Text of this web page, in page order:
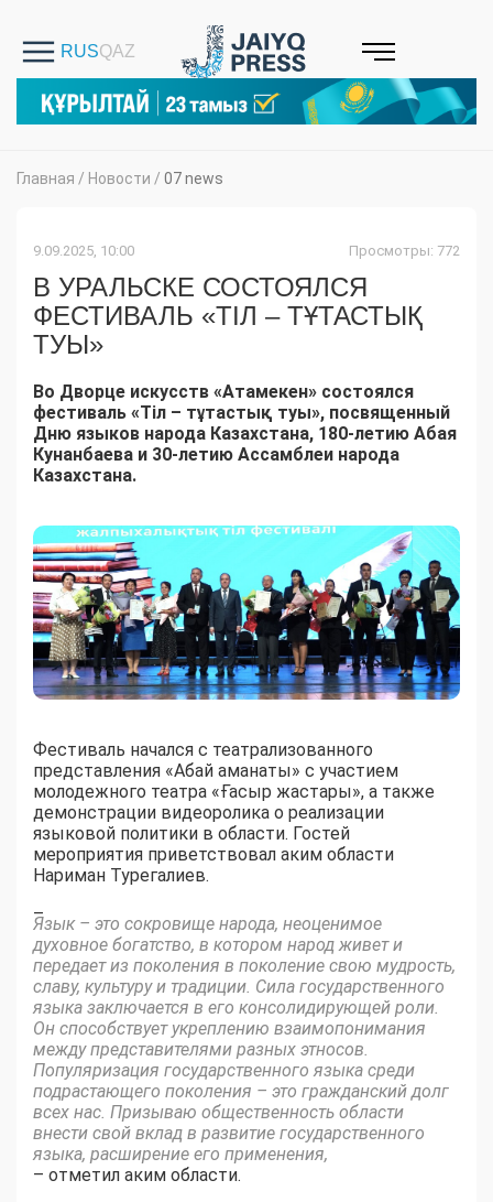
Главная / Новости / 07 news
9.09.2025, 10:00 Просмотры: 772
В УРАЛЬСКЕ СОСТОЯЛСЯ
ФЕСТИВАЛЬ «ТІЛ – ТҰТАСТЫҚ
ТУЫ»
Во Дворце искусств «Атамекен» состоялся
фестиваль «Тіл – тұтастық туы», посвященный
Дню языков народа Казахстана, 180-летию Абая
Кунанбаева и 30-летию Ассамблеи народа
Казахстана.
Фестиваль начался с театрализованного
представления «Абай аманаты» с участием
молодежного театра «Ғасыр жастары», а также
демонстрации видеоролика о реализации
языковой политики в области. Гостей
мероприятия приветствовал аким области
Нариман Турегалиев.
–
Язык – это сокровище народа, неоценимое
духовное богатство, в котором народ живет и
передает из поколения в поколение свою мудрость,
славу, культуру и традиции. Сила государственного
языка заключается в его консолидирующей роли.
Он способствует укреплению взаимопонимания
между представителями разных этносов.
Популяризация государственного языка среди
подрастающего поколения – это гражданский долг
всех нас. Призываю общественность области
внести свой вклад в развитие государственного
языка, расширение его применения,
– отметил аким области.